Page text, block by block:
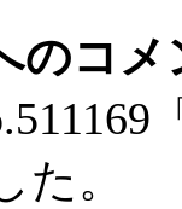
のコメ
。